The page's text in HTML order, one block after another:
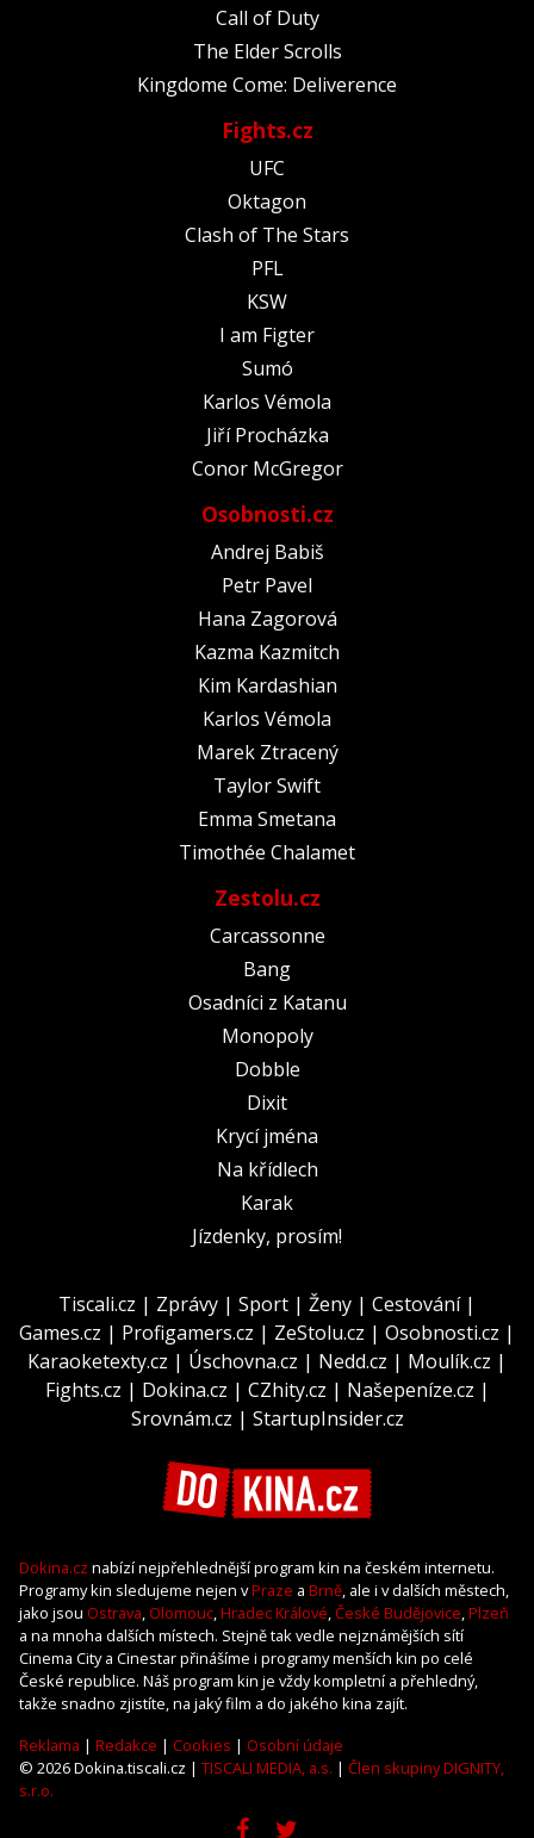
Call of Duty
The Elder Scrolls
Kingdome Come: Deliverence
Fights.cz
UFC
Oktagon
Clash of The Stars
PFL
KSW
I am Figter
Sumó
Karlos Vémola
Jiří Procházka
Conor McGregor
Osobnosti.cz
Andrej Babiš
Petr Pavel
Hana Zagorová
Kazma Kazmitch
Kim Kardashian
Karlos Vémola
Marek Ztracený
Taylor Swift
Emma Smetana
Timothée Chalamet
Zestolu.cz
Carcassonne
Bang
Osadníci z Katanu
Monopoly
Dobble
Dixit
Krycí jména
Na křídlech
Karak
Jízdenky, prosím!
Tiscali.cz | Zprávy | Sport | Ženy | Cestování|
Games.cz | Profigamers.cz | ZeStolu.cz | Osobnosti.cz |
Karaoketexty.cz | Úschovna.cz | Nedd.cz | Moulík.cz |
Fights.cz | Dokina.cz | CZhity.cz | Našepeníze.cz |
Srovnám.cz | StartupInsider.cz
Dokina.cz nabízí nejpřehlednější program kin na českém internetu.
Programy kin sledujeme nejen vPraze a Brně, ale i v dalších městech,
jako jsou Ostrava, Olomouc,Hradec Králové,České Budějovice,Plzeň
a na mnoha dalších místech. Stejně tak vedle nejznámějších sítí
Cinema City a Cinestar přinášíme i programy menších kin po celé
České republice. Náš program kin je vždy kompletní a přehledný,
takže snadno zjistíte, na jaký film a do jakého kina zajít.
Reklama | Redakce | Cookies | Osobní údaje
© 2026 Dokina.tiscali.cz | TISCALI MEDIA, a.s. | Člen skupiny DIGNITY,
s.r.o.